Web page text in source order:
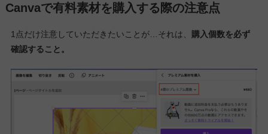
Canvaで有料素材を購入する際の注意点
1点だけ注意していただきたいことが…それは、
購入個数を必ず
確認すること。